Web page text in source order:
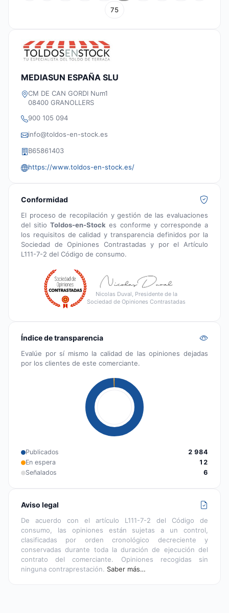
75
MEDIASUN ESPAÑA SLU
CM DE CAN GORDI Num1
08400 GRANOLLERS
900 105 094
info@toldos-en-stock.es
B65861403
https://www.toldos-en-stock.es/
Conformidad
El proceso de recopilación y gestión de las evaluaciones
del sitioToldos-en-Stock es conforme y corresponde a
los requisitos de calidad y transparencia definidos por la
Sociedad de Opiniones Contrastadas y por el Artículo
L111-7-2 del Código de consumo.
Nicolas Duval, Presidente de la
Sociedad de Opiniones Contrastadas
Índice de transparencia
Evalúe por sí mismo la calidad de las opiniones dejadas
por los clientes de este comerciante.
Publicados
2 984
En espera
12
Señalados
6
Aviso legal
De acuerdo con el artículo L111-7-2 del Código de
consumo, las opiniones están sujetas a un control,
clasificadas por orden cronológico decreciente y
conservadas durante toda la duración de ejecución del
contrato del comerciante. Opiniones recogidas sin
ninguna contraprestación. Saber más…